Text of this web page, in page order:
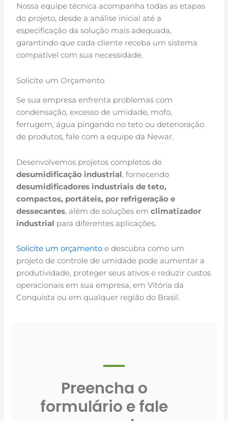
Nossa equipe técnica acompanha todas as etapas
do projeto, desde a análise inicial até a
especificação da solução mais adequada,
garantindo que cada cliente receba um sistema
compatível com sua necessidade.
Solicite um Orçamento
Se sua empresa enfrenta problemas com
condensação, excesso de umidade, mofo,
ferrugem, água pingando no teto ou deterioração
de produtos, fale com a equipe da Newar.
Desenvolvemos projetos completos de
desumidificação industrial, fornecendo
desumidificadores industriais de teto,
compactos, portáteis, por refrigeração e
dessecantes, além de soluções emclimatizador
industrial para diferentes aplicações.
Solicite um orçamento e descubra como um
projeto de controle de umidade pode aumentar a
produtividade, proteger seus ativos e reduzir custos
operacionais em sua empresa, em Vitória da
Conquista ou em qualquer região do Brasil.
Preencha o
formulário e fale